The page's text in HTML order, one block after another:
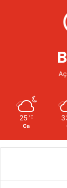
25 ℃
Ca